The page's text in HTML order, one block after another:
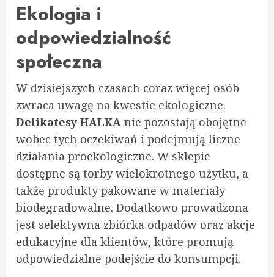
Ekologia i
odpowiedzialność
społeczna
W dzisiejszych czasach coraz więcej osób
zwraca uwagę na kwestie ekologiczne.
Delikatesy HALKA nie pozostają obojętne
wobec tych oczekiwań i podejmują liczne
działania proekologiczne. W sklepie
dostępne są torby wielokrotnego użytku, a
także produkty pakowane w materiały
biodegradowalne. Dodatkowo prowadzona
jest selektywna zbiórka odpadów oraz akcje
edukacyjne dla klientów, które promują
odpowiedzialne podejście do konsumpcji.